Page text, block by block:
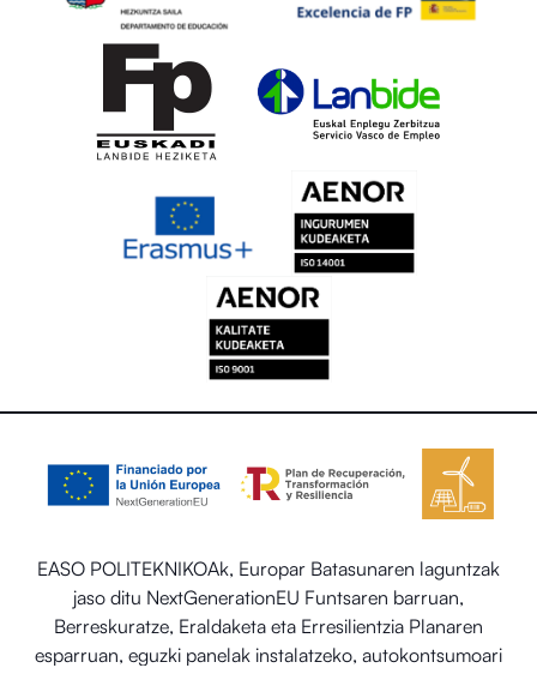
EASO POLITEKNIKOAk, Europar Batasunaren laguntzak
jaso ditu NextGenerationEU Funtsaren barruan,
Berreskuratze, Eraldaketa eta Erresilientzia Planaren
esparruan, eguzki panelak instalatzeko, autokontsumoari